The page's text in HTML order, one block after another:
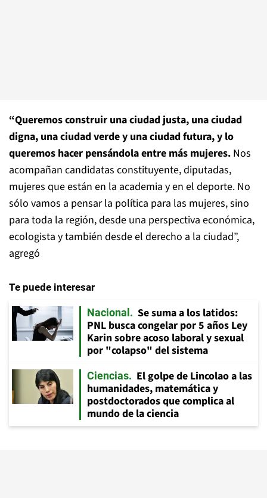
“Queremos construir una ciudad justa, una ciudad
digna, una ciudad verde y una ciudad futura, y lo
queremos hacer pensándola entre más mujeres. Nos
acompañan candidatas constituyente, diputadas,
mujeres que están en la academia y en el deporte. No
sólo vamos a pensar la política para las mujeres, sino
para toda la región, desde una perspectiva económica,
ecologista y también desde el derecho a la ciudad”,
agregó
Te puede interesar
Nacional
Se suma a los latidos:
PNL busca congelar por 5 años Ley
Karin sobre acoso laboral y sexual
por "colapso" del sistema
Ciencias
El golpe de Lincolao a las
humanidades, matemática y
postdoctorados que complica al
mundo de la ciencia